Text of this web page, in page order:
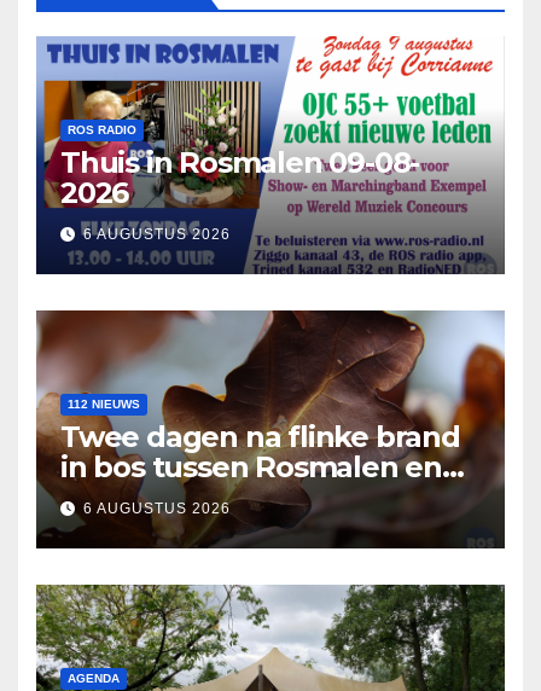
ROS RADIO
Thuis in Rosmalen 09-08-
2026
6 AUGUSTUS 2026
112 NIEUWS
Twee dagen na flinke brand
in bos tussen Rosmalen en
Nuland
6 AUGUSTUS 2026
AGENDA